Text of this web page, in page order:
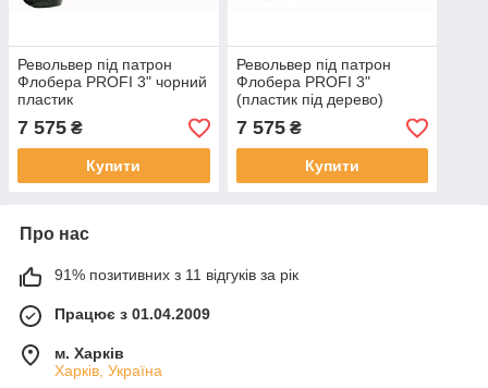
Револьвер під патрон
Флобера PROFI 3" чорний
пластик
7 575 ₴
Купити
Револьвер під патрон
Флобера PROFI 3"
(пластик під дерево)
7 575₴
Купити
Про нас
91% позитивних з 11 відгуків за рік
Працює з 01.04.2009
м. Харків
Харків, Україна